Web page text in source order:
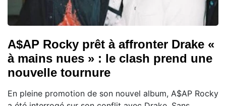
A$AP Rocky prêt à affronter Drake «
à mains nues » : le clash prend une
nouvelle tournure
En pleine promotion de son nouvel album, A$AP Rocky